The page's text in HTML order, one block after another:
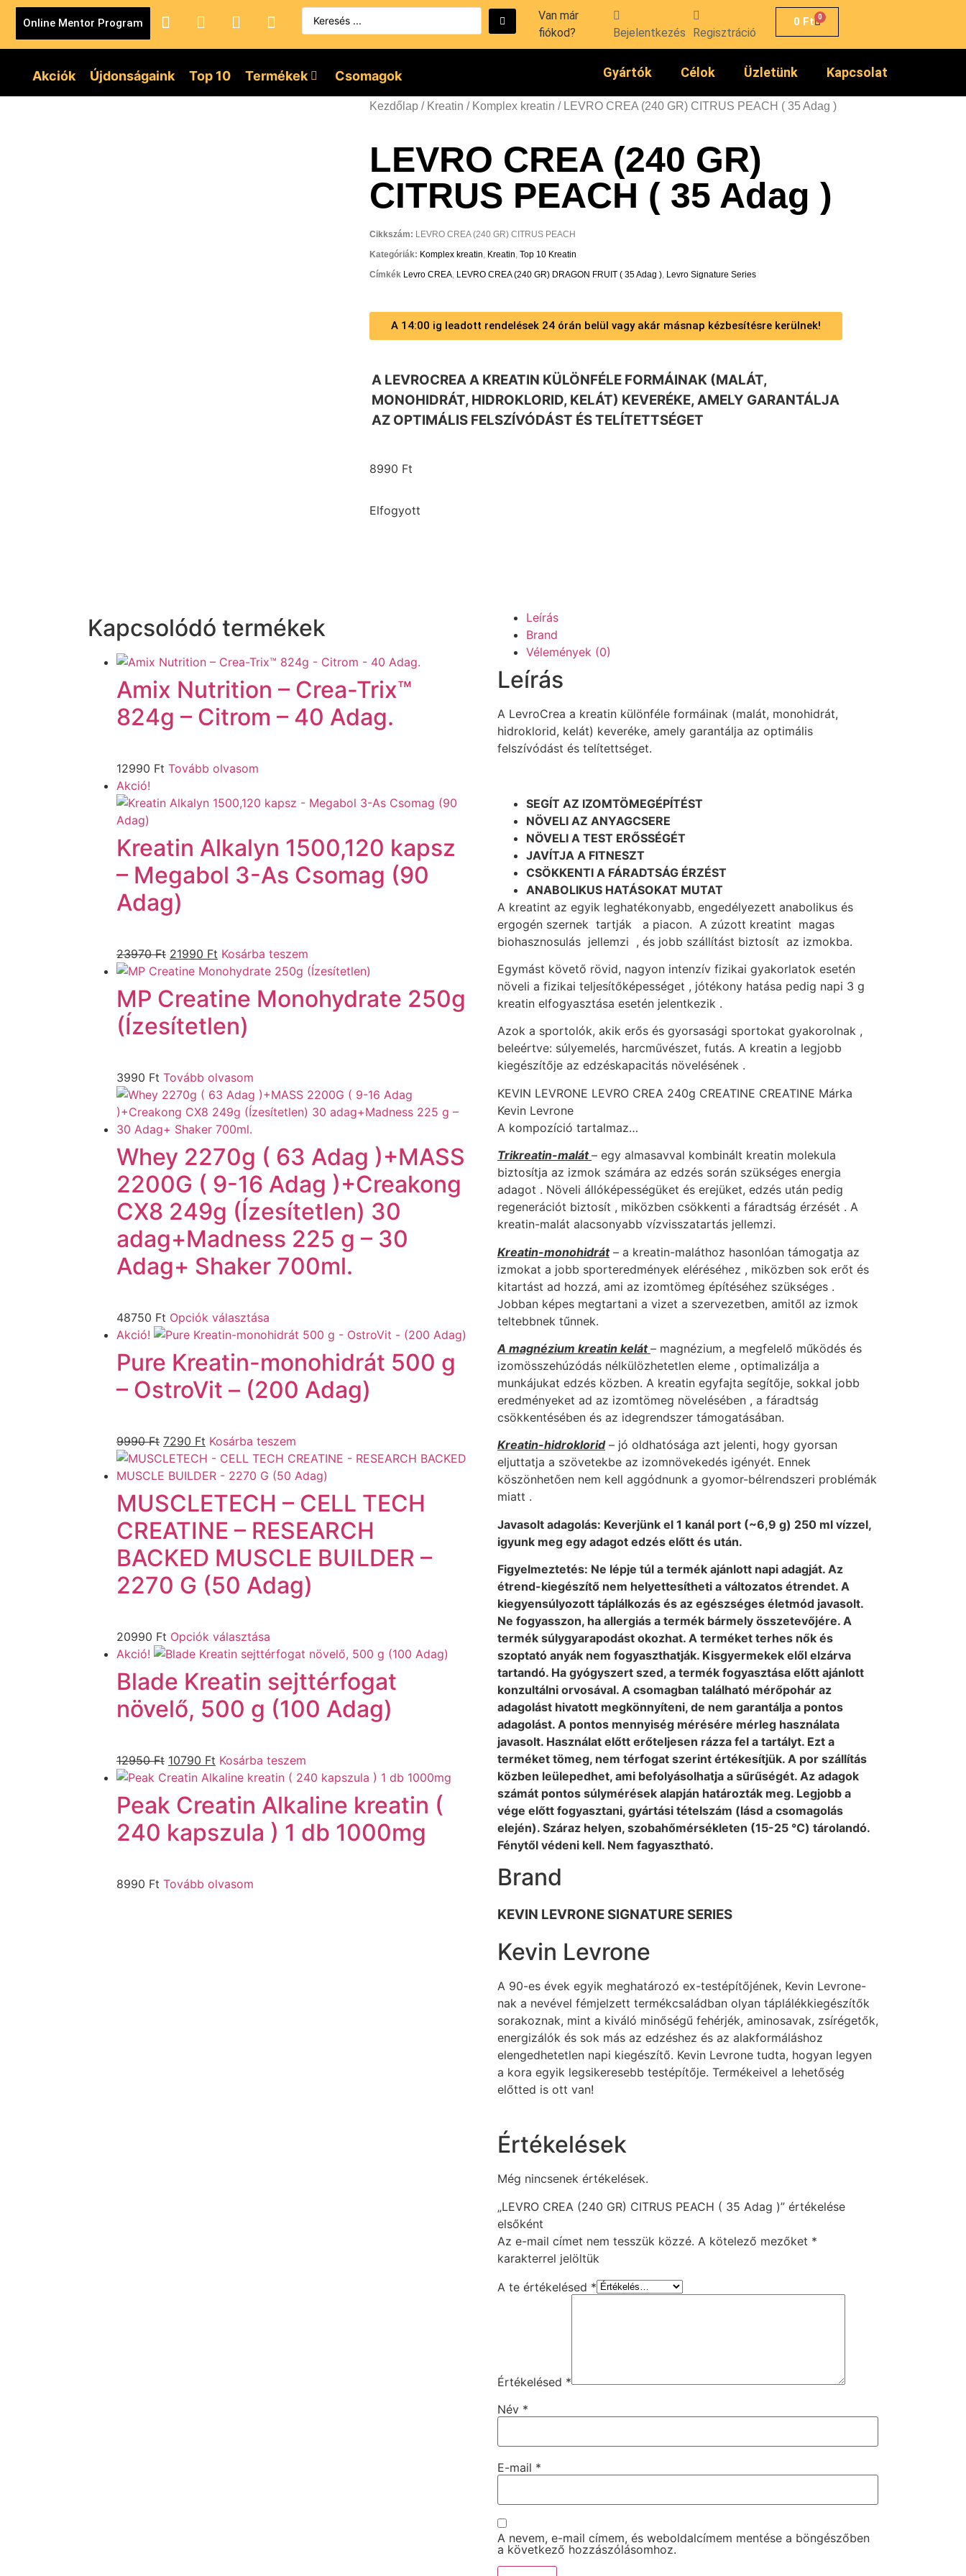
Online Mentor Program
Van már
fiókod?
Bejelentkezés Regisztráció
0 Ft 0
Akciók Újdonságaink Top 10 Termékek Csomagok Gyártók Célok Üzletünk Kapcsolat
Kezdőlap / Kreatin / Komplex kreatin / LEVRO CREA (240 GR) CITRUS PEACH ( 35 Adag )
LEVRO CREA (240 GR)
CITRUS PEACH ( 35 Adag )
Cikkszám: LEVRO CREA (240 GR) CITRUS PEACH
Kategóriák: Komplex kreatin, Kreatin, Top 10 Kreatin
Címkék Levro CREA, LEVRO CREA (240 GR) DRAGON FRUIT ( 35 Adag ), Levro Signature Series
A 14:00 ig leadott rendelések 24 órán belül vagy akár másnap kézbesítésre kerülnek!
A LEVROCREA A KREATIN KÜLÖNFÉLE FORMÁINAK (MALÁT,
MONOHIDRÁT, HIDROKLORID, KELÁT) KEVERÉKE, AMELY GARANTÁLJA
AZ OPTIMÁLIS FELSZÍVÓDÁST ÉS TELÍTETTSÉGET
8990 Ft
Elfogyott
Kapcsolódó termékek
Amix Nutrition – Crea-Trix™
824g – Citrom – 40 Adag.
12990 Ft Tovább olvasom
Akció!
Kreatin Alkalyn 1500,120 kapsz
– Megabol 3-As Csomag (90
Adag)
23970Ft 21990 Ft Kosárba teszem
MP Creatine Monohydrate 250g
(Ízesítetlen)
3990 Ft Tovább olvasom
Whey 2270g ( 63 Adag )+MASS
2200G ( 9-16 Adag )+Creakong
CX8 249g (Ízesítetlen) 30
adag+Madness 225 g – 30
Adag+ Shaker 700ml.
48750 Ft Opciók választása
Akció!
Pure Kreatin-monohidrát 500 g
– OstroVit – (200 Adag)
9990Ft 7290 Ft Kosárba teszem
MUSCLETECH – CELL TECH
CREATINE – RESEARCH
BACKED MUSCLE BUILDER –
2270 G (50 Adag)
20990 Ft Opciók választása
Akció!
Blade Kreatin sejttérfogat
növelő, 500 g (100 Adag)
12950Ft 10790 Ft Kosárba teszem
Peak Creatin Alkaline kreatin (
240 kapszula ) 1 db 1000mg
8990 Ft Tovább olvasom
Leírás
Brand
Vélemények (0)
Leírás
A LevroCrea a kreatin különféle formáinak (malát, monohidrát,
hidroklorid, kelát) keveréke, amely garantálja az optimális
felszívódást és telítettséget.
SEGÍT AZ IZOMTÖMEGÉPÍTÉST
NÖVELI AZ ANYAGCSERE
NÖVELI A TEST ERŐSSÉGÉT
JAVÍTJA A FITNESZT
CSÖKKENTI A FÁRADTSÁG ÉRZÉST
ANABOLIKUS HATÁSOKAT MUTAT
A kreatint az egyik leghatékonyabb, engedélyezett anabolikus és
ergogén szernek tartják a piacon. A zúzott kreatint magas
biohasznosulás jellemzi , és jobb szállítást biztosít az izmokba.
Egymást követő rövid, nagyon intenzív fizikai gyakorlatok esetén
növeli a fizikai teljesítőképességet , jótékony hatása pedig napi 3 g
kreatin elfogyasztása esetén jelentkezik .
Azok a sportolók, akik erős és gyorsasági sportokat gyakorolnak ,
beleértve: súlyemelés, harcművészet, futás. A kreatin a legjobb
kiegészítője az edzéskapacitás növelésének .
KEVIN LEVRONE LEVRO CREA 240g CREATINE CREATINE Márka
Kevin Levrone
A kompozíció tartalmaz…
Trikreatin-malát– egy almasavval kombinált kreatin molekula
biztosítja az izmok számára az edzés során szükséges energia
adagot . Növeli állóképességüket és erejüket, edzés után pedig
regenerációt biztosít , miközben csökkenti a fáradtság érzését . A
kreatin-malát alacsonyabb vízvisszatartás jellemzi.
Kreatin-monohidrát– a kreatin-maláthoz hasonlóan támogatja az
izmokat a jobb sporteredmények eléréséhez , miközben sok erőt és
kitartást ad hozzá, ami az izomtömeg építéséhez szükséges .
Jobban képes megtartani a vizet a szervezetben, amitől az izmok
teltebbnek tűnnek.
A magnézium kreatin kelát– magnézium, a megfelelő működés és
izomösszehúzódás nélkülözhetetlen eleme , optimalizálja a
munkájukat edzés közben. A kreatin egyfajta segítője, sokkal jobb
eredményeket ad az izomtömeg növelésében , a fáradtság
csökkentésében és az idegrendszer támogatásában.
Kreatin-hidroklorid– jó oldhatósága azt jelenti, hogy gyorsan
eljuttatja a szövetekbe az izomnövekedés igényét. Ennek
köszönhetően nem kell aggódnunk a gyomor-bélrendszeri problémák
miatt .
Javasolt adagolás: Keverjünk el 1 kanál port (~6,9 g) 250 ml vízzel,
igyunk meg egy adagot edzés előtt és után.
Figyelmeztetés: Ne lépje túl a termék ajánlott napi adagját. Az
étrend-kiegészítő nem helyettesítheti a változatos étrendet. A
kiegyensúlyozott táplálkozás és az egészséges életmód javasolt.
Ne fogyasszon, ha allergiás a termék bármely összetevőjére. A
termék súlygyarapodást okozhat. A terméket terhes nők és
szoptató anyák nem fogyaszthatják. Kisgyermekek elől elzárva
tartandó. Ha gyógyszert szed, a termék fogyasztása előtt ajánlott
konzultálni orvosával. A csomagban található mérőpohár az
adagolást hivatott megkönnyíteni, de nem garantálja a pontos
adagolást. A pontos mennyiség mérésére mérleg használata
javasolt. Használat előtt erőteljesen rázza fel a tartályt. Ezt a
terméket tömeg, nem térfogat szerint értékesítjük. A por szállítás
közben leülepedhet, ami befolyásolhatja a sűrűségét. Az adagok
számát pontos súlymérések alapján határozták meg. Legjobb a
vége előtt fogyasztani, gyártási tételszám (lásd a csomagolás
elején). Száraz helyen, szobahőmérsékleten (15-25 ℃) tárolandó.
Fénytől védeni kell. Nem fagyasztható.
Brand
KEVIN LEVRONE SIGNATURE SERIES
Kevin Levrone
A 90-es évek egyik meghatározó ex-testépítőjének, Kevin Levrone-
nak a nevével fémjelzett termékcsaládban olyan táplálékkiegészítők
sorakoznak, mint a kiváló minőségű fehérjék, aminosavak, zsírégetők,
energizálók és sok más az edzéshez és az alakformáláshoz
elengedhetetlen napi kiegészítő. Kevin Levrone tudta, hogyan legyen
a kora egyik legsikeresebb testépítője. Termékeivel a lehetőség
előtted is ott van!
Értékelések
Még nincsenek értékelések.
„LEVRO CREA (240 GR) CITRUS PEACH ( 35 Adag )” értékelése
elsőként
Az e-mail címet nem tesszük közzé. A kötelező mezőket *
karakterrel jelöltük
A te értékelésed *
Értékelésed *
Név *
E-mail *
A nevem, e-mail címem, és weboldalcímem mentése a böngészőben
a következő hozzászólásomhoz.